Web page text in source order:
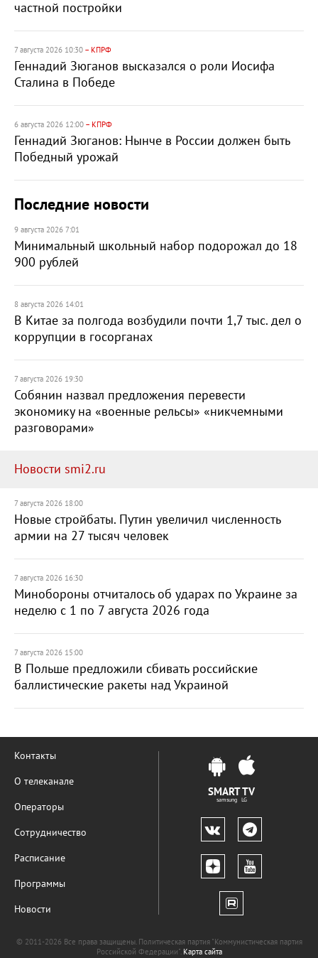
частной постройки
7 августа 2026 10:30 – КПРФ
Геннадий Зюганов высказался о роли Иосифа
Сталина в Победе
6 августа 2026 12:00 – КПРФ
Геннадий Зюганов: Нынче в России должен быть
Победный урожай
Последние новости
9 августа 2026 7:01
Минимальный школьный набор подорожал до 18
900 рублей
8 августа 2026 14:01
В Китае за полгода возбудили почти 1,7 тыс. дел о
коррупции в госорганах
7 августа 2026 19:30
Собянин назвал предложения перевести
экономику на «военные рельсы» «никчемными
разговорами»
Новости smi2.ru
7 августа 2026 18:00
Новые стройбаты. Путин увеличил численность
армии на 27 тысяч человек
7 августа 2026 16:30
Минобороны отчиталось об ударах по Украине за
неделю с 1 по 7 августа 2026 года
7 августа 2026 15:00
В Польше предложили сбивать российские
баллистические ракеты над Украиной
Контакты
О телеканале
Операторы
Сотрудничество
Расписание
Программы
Новости
SMART TV
samsung LG
© 2011-2026 Все права защищены. Политическая партия "Коммунистическая партия
Российской Федерации". Карта сайта